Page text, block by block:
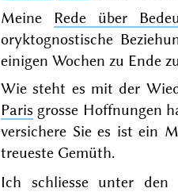
Meine Rede über
oryktognostische
einigen Wochen zu Ende
Wie steht es mit der
Paris grosse Hoffnungen
versichere Sie es ist ein
treueste Gemüth.
Ich schliesse unter den